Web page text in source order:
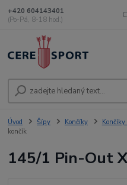
+420 604143401
(Po-Pá, 8-18 hod.)
Úvod Šípy Končíky
končík
145/1 Pin-Out